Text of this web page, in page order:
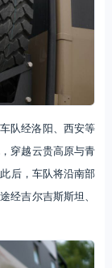
队经洛阳、西安等
穿越云贵高原与青
后，车队将沿南部
经吉尔吉斯斯坦、